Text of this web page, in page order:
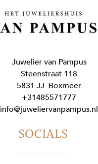
Juwelier van Pampus
Steenstraat 118
5831 JJ Boxmeer
+31485571777
info@juweliervanpampus.nl
SOCIALS